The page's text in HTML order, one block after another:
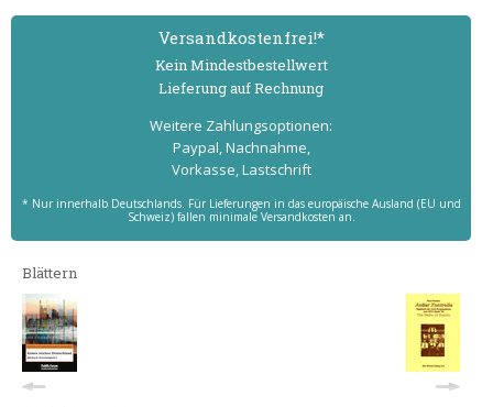
Versand­kostenfrei!*
Kein Mindest­bestell­wert
Lieferung auf Rechnung
Weitere Zahlungs­optionen:
Paypal, Nachnahme,
Vorkasse, Lastschrift
* Nur innerhalb Deutschlands. Für Lieferungen in das europäische Ausland (EU und
Schweiz) fallen minimale Versandkosten an.
Blättern